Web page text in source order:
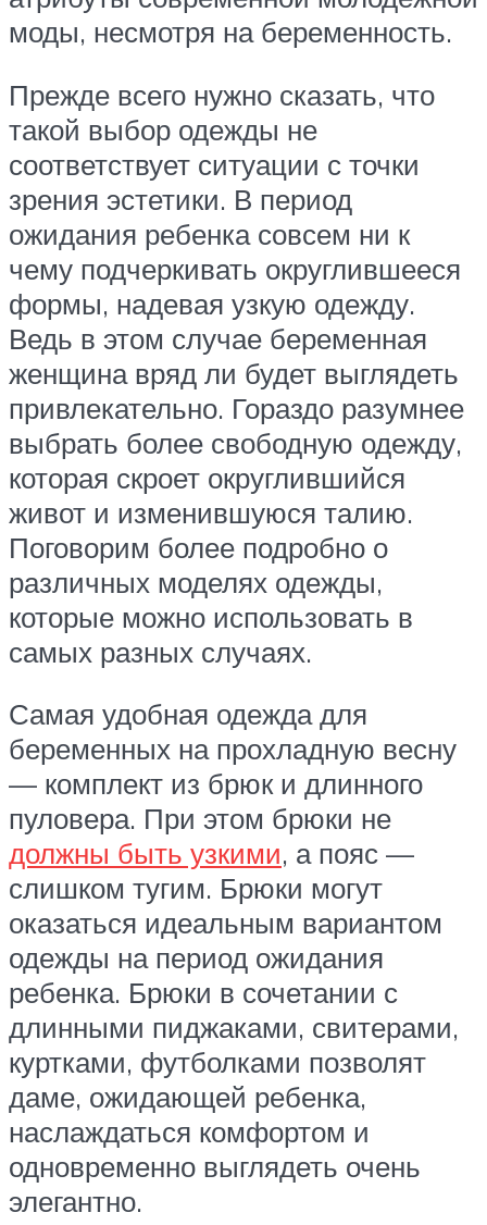
моды, несмотря на беременность.
Прежде всего нужно сказать, что
такой выбор одежды не
соответствует ситуации с точки
зрения эстетики. В период
ожидания ребенка совсем ни к
чему подчеркивать округлившееся
формы, надевая узкую одежду.
Ведь в этом случае беременная
женщина вряд ли будет выглядеть
привлекательно. Гораздо разумнее
выбрать более свободную одежду,
которая скроет округлившийся
живот и изменившуюся талию.
Поговорим более подробно о
различных моделях одежды,
которые можно использовать в
самых разных случаях.
Самая удобная одежда для
беременных на прохладную весну
— комплект из брюк и длинного
пуловера. При этом брюки не
должны быть узкими, а пояс —
слишком тугим. Брюки могут
оказаться идеальным вариантом
одежды на период ожидания
ребенка. Брюки в сочетании с
длинными пиджаками, свитерами,
куртками, футболками позволят
даме, ожидающей ребенка,
наслаждаться комфортом и
одновременно выглядеть очень
элегантно.